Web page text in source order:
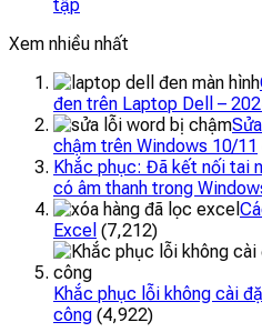
tập
Xem nhiều nhất
đen trên Laptop Dell –
chậm trên Windows 10/11
Khắc phục: Đã kết nối tai
có âm thanh trong
Excel (7,212)
Khắc phục lỗi không cài
công (4,922)